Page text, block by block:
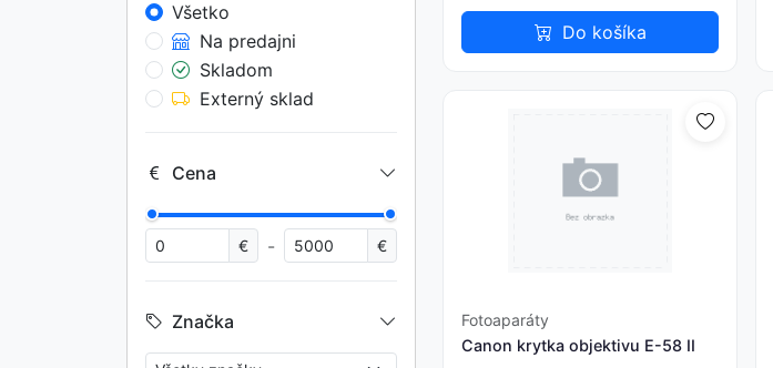
Všetko
Na predajni
Skladom
Externý sklad
Cena
€ - €
Značka
Do košíka
Fotoaparáty
Canon krytka objektivu E-58 II